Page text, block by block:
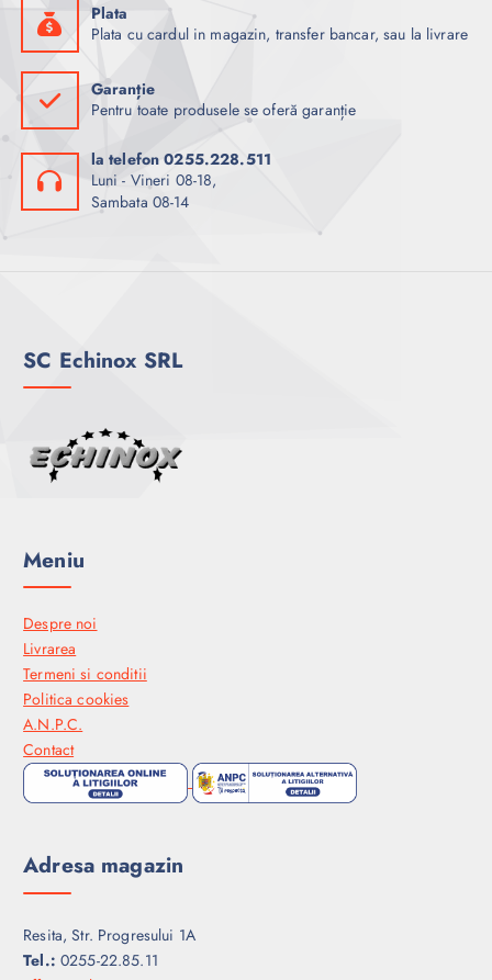
Plata
Plata cu cardul in magazin, transfer bancar, sau la livrare
Garanție
Pentru toate produsele se oferă garanție
la telefon 0255.228.511
Luni - Vineri 08-18,
Sambata 08-14
SC Echinox SRL
Meniu
Despre noi
Livrarea
Termeni si conditii
Politica cookies
A.N.P.C.
Contact
Adresa magazin
Resita, Str. Progresului 1A
Tel.: 0255-22.85.11